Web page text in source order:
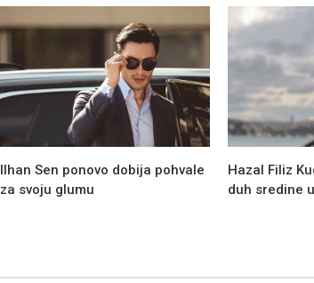
Ilhan Sen ponovo dobija pohvale
za svoju glumu
Hazal Filiz
duh sredine